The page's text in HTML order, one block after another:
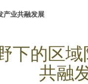
产业共融发展
下的区
共融